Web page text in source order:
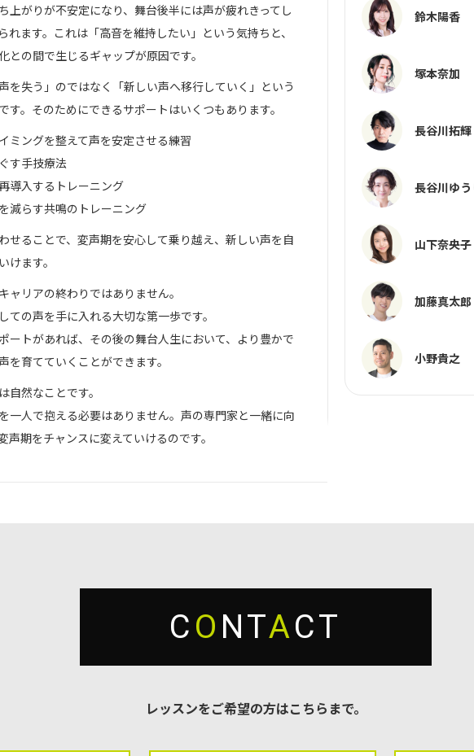
上がりが不安定になり、舞台後半には声が疲れきってし
れます。これは「高音を維持したい」という気持ちと、
との間で生じるギャップが原因です。
を失う」のではなく「新しい声へ移行していく」という
す。そのためにできるサポートはいくつもあります。
ミングを整えて声を安定させる練習
す手技療法
導入するトレーニング
減らす共鳴のトレーニング
せることで、変声期を安心して乗り越え、新しい声を自
けます。
ャリアの終わりではありません。
ての声を手に入れる大切な第一歩です。
ートがあれば、その後の舞台人生において、より豊かで
を育てていくことができます。
自然なことです。
一人で抱える必要はありません。声の専門家と一緒に向
声期をチャンスに変えていけるのです。
鈴木陽香
塚本奈加
長谷川拓輝
長谷川ゆう
山下奈央子
加藤真太郎
小野貴之
CO NTACT
レッスンをご希望の方はこちらまで。